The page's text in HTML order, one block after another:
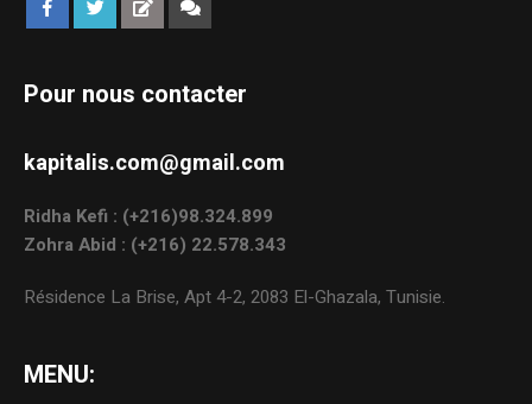
Pour nous contacter
kapitalis.com@gmail.com
Ridha Kefi : (+216)98.324.899
Zohra Abid : (+216) 22.578.343
Résidence La Brise, Apt 4-2, 2083 El-Ghazala, Tunisie.
MENU: